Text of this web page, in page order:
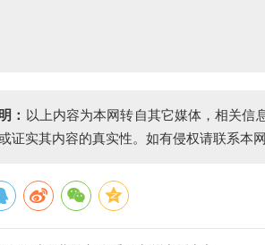
： 以上内容为本网转自其它媒体，相关信
证实其内容的真实性。如有侵权请联系本网